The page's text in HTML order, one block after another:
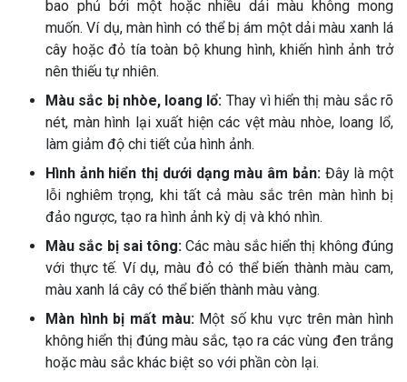
bao phủ bởi một hoặc nhiều dải màu không mong
muốn. Ví dụ, màn hình có thể bị ám một dải màu xanh lá
cây hoặc đỏ tía toàn bộ khung hình, khiến hình ảnh trở
nên thiếu tự nhiên.
Màu sắc bị nhòe, loang lổ: Thay vì hiển thị màu sắc rõ
nét, màn hình lại xuất hiện các vệt màu nhòe, loang lổ,
làm giảm độ chi tiết của hình ảnh.
Hình ảnh hiển thị dưới dạng màu âm bản: Đây là một
lỗi nghiêm trọng, khi tất cả màu sắc trên màn hình bị
đảo ngược, tạo ra hình ảnh kỳ dị và khó nhìn.
Màu sắc bị sai tông:Các màu sắc hiển thị không đúng
với thực tế. Ví dụ, màu đỏ có thể biến thành màu cam,
màu xanh lá cây có thể biến thành màu vàng.
Màn hình bị mất màu: Một số khu vực trên màn hình
không hiển thị đúng màu sắc, tạo ra các vùng đen trắng
hoặc màu sắc khác biệt so với phần còn lại.